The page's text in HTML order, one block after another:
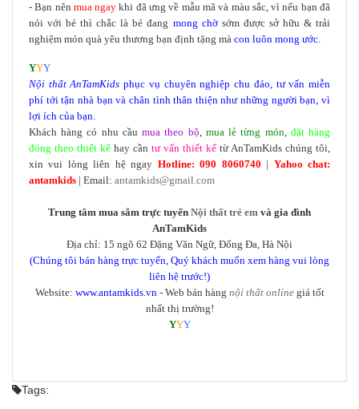
- Bạn nên mua ngay khi đã ưng về mẫu mã và màu sắc, vì nếu bạn đã
nói với bé thì chắc là bé đang mong chờ sớm được sở hữu & trải
nghiệm món quà yêu thương bạn định tặng mà con luôn mong ước.
YYY
Nội thấtAnTamKids phục vụ chuyên nghiệp chu đáo, tư vấn miễn
phí tới tận nhà bạn và chân tình thân thiện như những người bạn, vì
lợi ích của bạn.
Khách hàng có nhu cầumua theo bộ, mua lẻ từng món, đặt hàng
đóng theo thiết kế hay cần tư vấn thiết kế từ AnTamKids chúng tôi,
xin vui lòng liên hệ ngay Hotline: 090 8060740 | Yahoo chat:
antamkids | Email: antamkids@gmail.com
Trung tâm mua sắm trực tuyến Nội thất trẻ em và gia đình
AnTamKids
Địa chỉ: 15 ngõ 62 Đặng Văn Ngữ, Đống Đa, Hà Nội
(Chúng tôi bán hàng trực tuyến, Quý khách muốn xem hàng vui lòng
liên hệ trước!)
Website: www.antamkids.vn- Web bán hàng nội thất onlinegiá tốt
nhất thị trường!
YYY
Tags: